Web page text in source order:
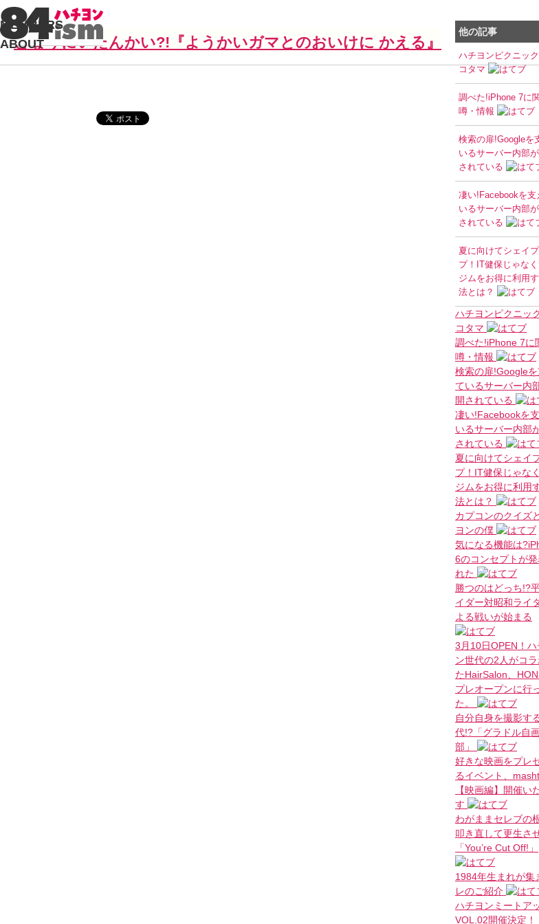
MEMBERS
ABOUT
となりにいたんかい?!『ようかいガマとのおいけに かえる』
他の記事
ハチヨンピクニッ
コタマ
調べた!iPhone 7に
噂・情報
検索の扉!Googleを
いるサーバー内部
されている
凄い!Facebookを支
いるサーバー内部
されている
夏に向けてシェイ
プ！IT健保じゃな
ジムをお得に利用
法とは？
ハチヨンピクニッ
コタマ
調べた!iPhone 7に
噂・情報
検索の扉!Googleを
ているサーバー内
開されている
凄い!Facebookを
いるサーバー内部
されている
夏に向けてシェイ
プ！IT健保じゃな
ジムをお得に利用
法とは？
カプコンのクイズ
ヨンの僕
気になる機能は
6のコンセプトが発
れた
勝つのはどっち!?
イダー対昭和ライ
よる戦いが始まる
3月10日OPEN！ハ
ン世代の2人がコラ
たHairSalon、
プレオープンに行
た。
自分自身を撮影す
代!?「グラドル自
部」
好きな映画をプレ
るイベント、
【映画編】開催い
す
わがままセレブの
叩き直して更生さ
「You’re Cut Off!」
1984年生まれが集
レのご紹介
ハチヨンミートア
VOL.02開催決定！